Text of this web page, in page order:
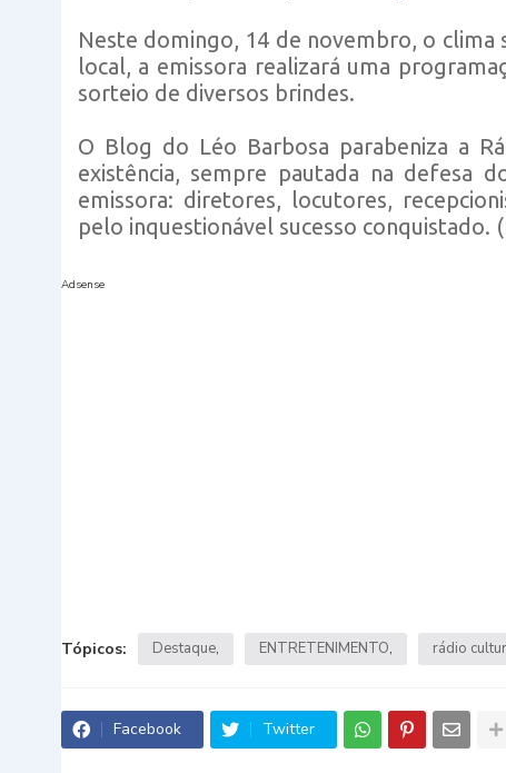
Neste domingo, 14 de novembro, o
local, a emissora realizará uma
sorteio de diversos brindes.
O Blog do Léo Barbosa parabeniza a
existência, sempre pautada na defesa
emissora: diretores, locutores,
pelo inquestionável sucesso conquistado.
Adsense
Tópicos: Destaque ENTRETENIMENTO rádio
Facebook Twitter